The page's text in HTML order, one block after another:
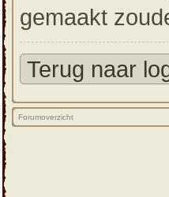
gemaakt
Terug naar
Forumoverzicht